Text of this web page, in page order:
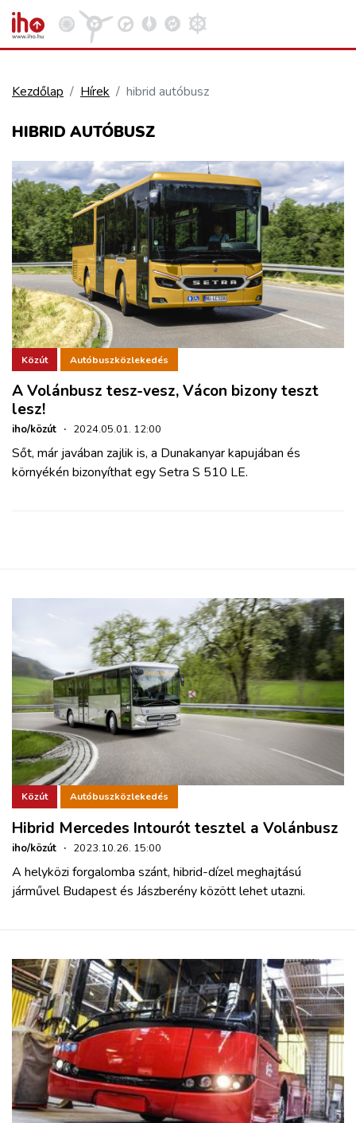
KÖZÚT
REPÜLÉS
KÖZLEKEDÉSFEJLESZTÉS
ELLÁTÁSI LÁNC
ZÖLDÚT
HAJÓZÁS
BLOG
BELÉPÉS
REGISZTRÁCIÓ
Kezdőlap Hírek hibrid autóbusz
HIBRID AUTÓBUSZ
Közút Autóbuszközlekedés
A Volánbusz tesz-vesz, Vácon bizony teszt
lesz!
iho/közút · 2024.05.01. 12:00
Sőt, már javában zajlik is, a Dunakanyar kapujában és
környékén bizonyíthat egy Setra S 510 LE.
Közút Autóbuszközlekedés
Hibrid Mercedes Intourót tesztel a Volánbusz
iho/közút · 2023.10.26. 15:00
A helyközi forgalomba szánt, hibrid-dízel meghajtású
járművel Budapest és Jászberény között lehet utazni.